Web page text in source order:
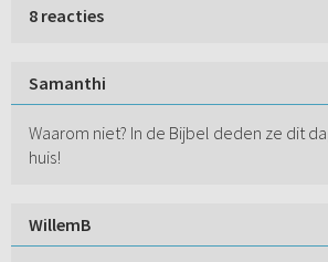
8 reacties
Samanthi
Waarom niet? In de Bijbel deden ze dit
huis!
WillemB